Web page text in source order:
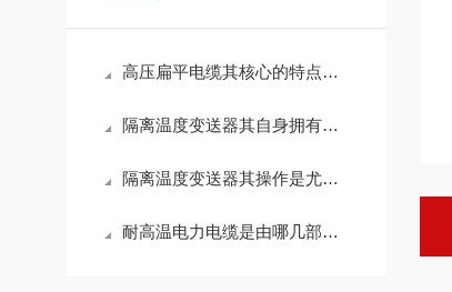
高压扁平电缆其核心的特点具体如下
隔离温度变送器其自身拥有怎样的作用呢？
隔离温度变送器其操作是尤为讲究的
耐高温电力电缆是由哪几部分组成的呢？